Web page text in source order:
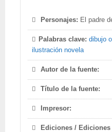
Personajes: El padre
Palabras clave:dibujo
ilustración novela
Autor de la fuente:
Título de la fuente:
Impresor:
Ediciones / Ediciones